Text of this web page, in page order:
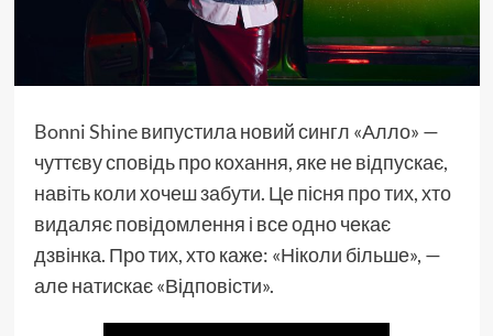
Bonni Shineвипустила новий сингл «Алло» —
чуттєву сповідь про кохання, яке не відпускає,
навіть коли хочеш забути. Це пісня про тих, хто
видаляє повідомлення і все одно чекає
дзвінка. Про тих, хто каже: «Ніколи більше», —
але натискає «Відповісти».